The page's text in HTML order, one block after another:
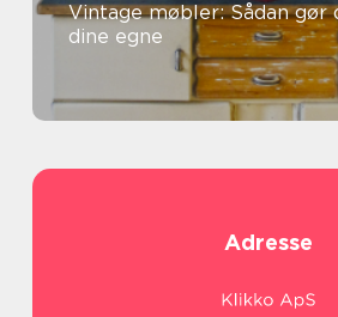
Vintage møbler: Sådan gør
dine egne
Adresse